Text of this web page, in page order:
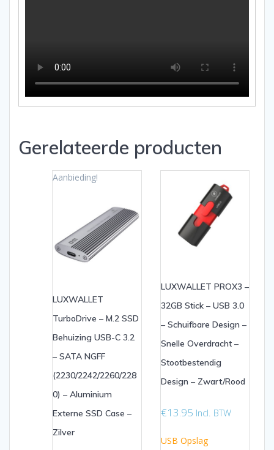
Gerelateerde producten
Aanbieding!
LUXWALLET
TurboDrive – M.2 SSD
Behuizing USB-C 3.2
– SATA NGFF
(2230/2242/2260/228
0) – Aluminium
Externe SSD Case –
Zilver
LUXWALLET PROX3 –
32GB Stick – USB 3.0
– Schuifbare Design –
Snelle Overdracht –
Stootbestendig
Design – Zwart/Rood
€13.95 Incl. BTW
USB Opslag